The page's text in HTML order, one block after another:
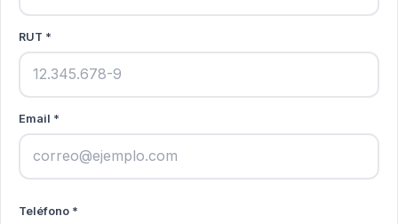
RUT *
Email *
Teléfono *